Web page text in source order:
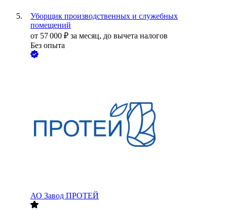
Уборщик производственных и служебных
помещений
от 57 000 ₽ за месяц, до вычета налогов
Без опыта
АО Завод ПРОТЕЙ